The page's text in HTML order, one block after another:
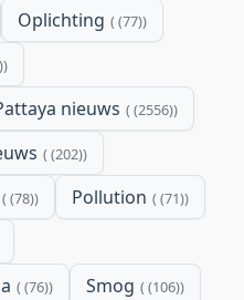
Oplichting (77)
nieuws (2556)
(202)
(78) Pollution (71)
(76) Smog (106)